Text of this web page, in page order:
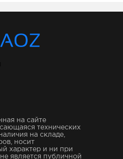
на сайте
технических
на складе,
носит
характер и ни при
является публичной